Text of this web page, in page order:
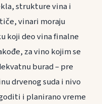
strukture vina i
vinari moraju
koji deo vina finalne
za vino kojim se
burad – pre
drvenog suda i nivo
i planirano vreme